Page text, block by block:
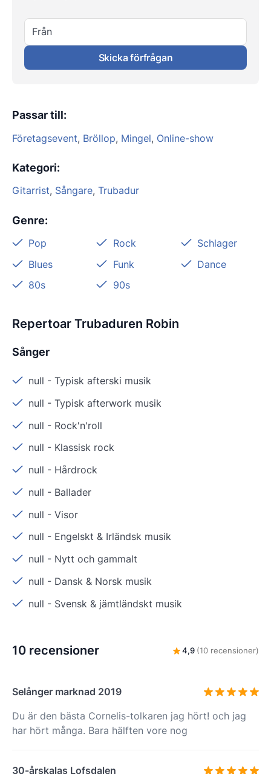
Från
Skicka förfrågan
Passar till:
Företagsevent, Bröllop, Mingel, Online-show
Kategori:
Gitarrist, Sångare, Trubadur
Genre:
Pop Rock
Schlager
Blues
Funk
Dance
80s
90s
Repertoar Trubaduren Robin
Sånger
null -Typisk afterski musik
null -Typisk afterwork musik
null - Rock'n'roll
null - Klassisk rock
null - Hårdrock
null - Ballader
null -Visor
null - Engelskt & Irländsk musik
null - Nytt och gammalt
null - Dansk & Norsk musik
null - Svensk & jämtländskt musik
10 recensioner 4,9 (10 recensioner)
Selånger marknad 2019
Du är den bästa Cornelis-tolkaren jag hört! och jag
har hört många. Bara hälften vore nog
30-årskalas Lofsdalen